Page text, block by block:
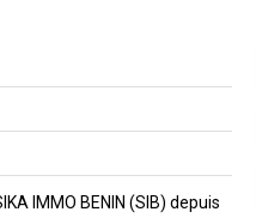
IMMO BENIN (SIB) depuis